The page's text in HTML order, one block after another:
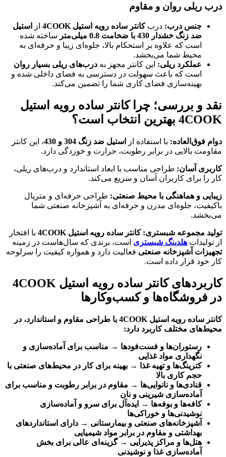
درب ریلی روان و مقاوم
جنس درب: دربکانتر ساده رویه استیل 4COOK از
استیل
ضد زنگ خشدار 430 با ضخامت 0.8 میلی‌متر
ساخته شده
است که علاوه بر استحکام بالا، جلوه‌ای زیبا و حرفه‌ای به
محیط شما می‌بخشد.
عملکرد ریلی: این کانتر مجهز به درب‌های ریلی بسیار روان
است که باعث سهولت در دسترسی به فضای داخلی شده و
بهینه‌سازی فضای کاری شما را تضمین می‌کند.
نقد و بررسی؛ چرا کانتر ساده رویه استیل
4COOK بهترین انتخاب است؟
دوام فوق‌العاده: با استفاده از استیل ضد زنگ 304 و 430
، این کانتر
مقاومت بالایی در برابر رطوبت، حرارت و خوردگی دارد.
کاربری آسان: طراحی مناسب با ابعاد استاندارد و درب‌های ریلی،
کار را برای کاربران آسان و سریع می‌کند.
زیبایی و هماهنگی با محیط صنعتی: طراحی حرفه‌ای و متریال
باکیفیت، جلوه‌ای مدرن و حرفه‌ای به آشپزخانه صنعتی شما
می‌بخشد.
تولید مجموعه شبستری: کانتر ساده رویه استیل 4COOK
با افتخار
از تولیدات هلدینگ شبستری است، برندی که سال‌هاست در زمینه
تجهیزات آشپزخانه صنعتی فعالیت دارد و همواره کیفیت را سرلوحه
کار خود قرار داده است.
کاربردهای کانتر ساده رویه استیل 4COOK
در فروشگاه‌ها و کسب‌وکارها
کانتر ساده رویه استیل 4COOK با طراحی مقاوم و استاندارد، در
محیط‌های مختلف کاربرد دارد:
رستوران‌ها و فست‌فودها → مناسب برای آماده‌سازی و
نگهداری مواد غذایی
کترینگ‌ها و تهیه غذا
→ بهینه برای کار در محیط‌های صنعتی با
حجم کاری بالا
قنادی‌ها و نانوایی‌ها → مقاوم در برابر رطوبت و مناسب برای
آماده‌سازی شیرینی و نان
کافه‌ها و بوفه‌ها →
ایده‌آل برای سرو و آماده‌سازی
نوشیدنی‌ها و خوراکی‌ها
آشپزخانه‌های صنعتی و بیمارستانی → دارای استانداردهای
بهداشتی و مقاوم در برابر مواد شیمیایی
هتل‌ها و مراکز پذیرایی →گزینه‌ای عالی برای بخش
آماده‌سازی غذا و نوشیدنی